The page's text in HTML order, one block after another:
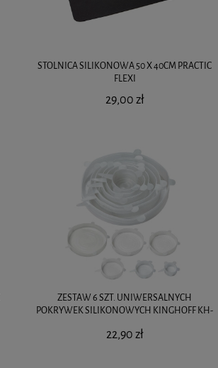
STOLNICA SILIKONOWA 50 X 40CM PRACTIC
FLEXI
29,00 zł
ZESTAW 6 SZT. UNIWERSALNYCH
POKRYWEK SILIKONOWYCH KINGHOFF KH-
22,90 zł